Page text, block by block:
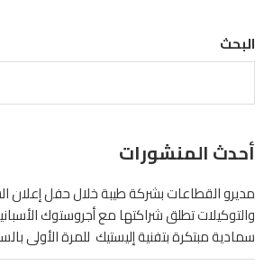
البحث
أحدث المنشورات
مديرو القطاعات بشركة طيبة خلال حفل إعلان
سمادية مبتكرة بتفنية إليستيك للمرة الأولى